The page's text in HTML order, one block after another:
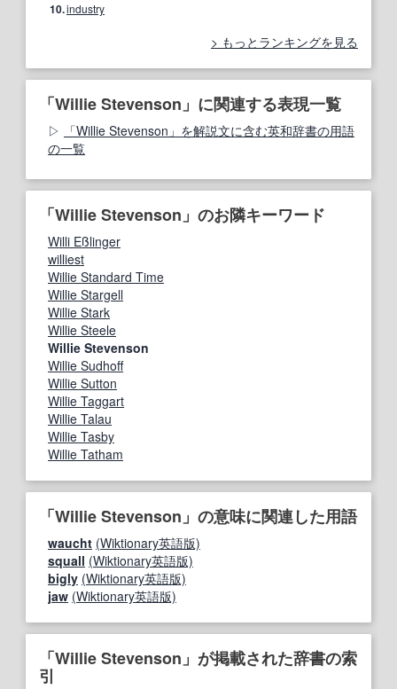
10.industry
もっとランキングを見る
「Willie Stevenson」に関連する表現一覧
「Willie Stevenson」を解説文に含む英和辞書の用語
の一覧
「Willie Stevenson」のお隣キーワード
Willi Eßlinger
williest
Willie Standard Time
Willie Stargell
Willie Stark
Willie Steele
Willie Stevenson
Willie Sudhoff
Willie Sutton
Willie Taggart
Willie Talau
Willie Tasby
Willie Tatham
「Willie Stevenson」の意味に関連した用語
waucht (Wiktionary英語版)
squall (Wiktionary英語版)
bigly (Wiktionary英語版)
jaw (Wiktionary英語版)
「Willie Stevenson」が掲載された辞書の索
引